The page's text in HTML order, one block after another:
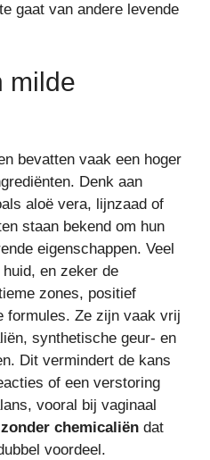
gaat van andere levende
milde
bevatten vaak een hoger
Denk aan
aloë vera, lijnzaad of
staan bekend om hun
eigenschappen. Veel
en zeker de
zones, positief
formules. Ze zijn vaak vrij
synthetische geur- en
Dit vermindert de kans
of een verstoring
vooral bij vaginaal
chemicaliën dat
voordeel.